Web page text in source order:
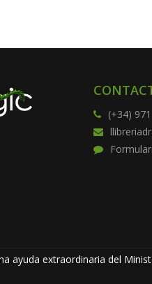
(+34)
ayuda extraordinaria del